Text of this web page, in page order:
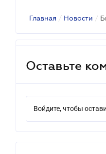
Главная / Новости /
Оставьте
Войдите, чтобы